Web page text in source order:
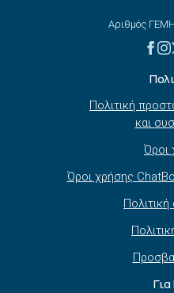
Αριθμός
Πολιτική
και
Όροι
Όροι χρήσης